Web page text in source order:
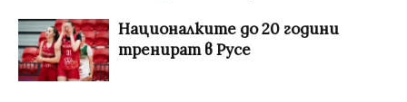
Националките до 20 години
тренират в Русе